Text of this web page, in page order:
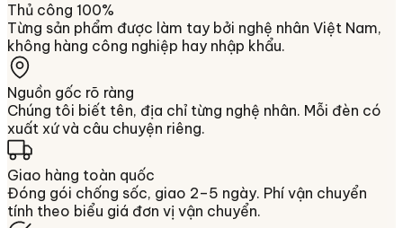
Thủ công 100%
Từng sản phẩm được làm tay bởi nghệ nhân Việt Nam,
không hàng công nghiệp hay nhập khẩu.
Nguồn gốc rõ ràng
Chúng tôi biết tên, địa chỉ từng nghệ nhân. Mỗi đèn có
xuất xứ và câu chuyện riêng.
Giao hàng toàn quốc
Đóng gói chống sốc, giao 2–5 ngày. Phí vận chuyển
tính theo biểu giá đơn vị vận chuyển.